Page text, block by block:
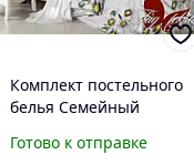
Комплект постельного
белья Семейный
с компаньоном
Готово к отправке